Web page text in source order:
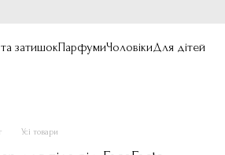
затишокПарфумиЧоловікиДля дітей
Усі товари